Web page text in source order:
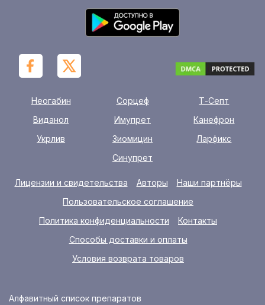
Неогабин Сорцеф
Т-Септ
Виданол
Имупрет
Канефрон
Укрлив
Зиомицин
Ларфикс
Синупрет
Лицензии и свидетельства Авторы
Наши партнёры
Пользовательское соглашение
Политика конфиденциальности
Контакты
Способы доставки и оплаты
Условия возврата товаров
Алфавитный список препаратов